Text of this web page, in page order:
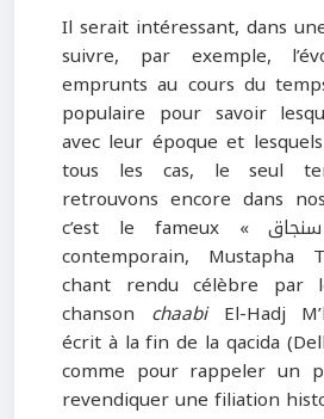
Il serait intéressant, dans
suivre, par exemple,
emprunts au cours du
populaire pour savoir
avec leur époque et
tous les cas, le seul
retrouvons encore dans
c’est le fameux « سنجاق ». Un poète
contemporain, Mustapha
chant rendu célèbre par
chanson chaabiEl-Hadj
écrit à la fin de la qacida
comme pour rappeler un
revendiquer une filiation